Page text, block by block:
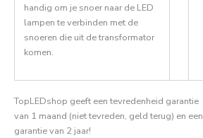
handig om je snoer naar de LED
lampen te verbinden met de
snoeren die uit de transformator
komen.
TopLEDshop geeft een tevredenheid garantie
van 1 maand (niet tevreden, geld terug) en een
garantie van 2 jaar!